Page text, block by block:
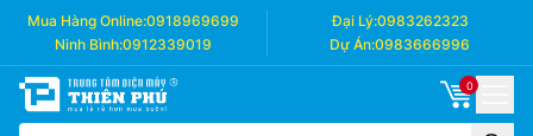
Mua Hàng Online:0918969699 Đại Lý:0983262323
Ninh Bình:0912339019 Dự Án:0983666996
0